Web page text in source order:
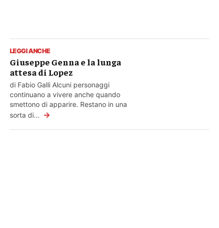
LEGGI ANCHE
Giuseppe Genna e la lunga
attesa di Lopez
di Fabio Galli Alcuni personaggi
continuano a vivere anche quando
smettono di apparire. Restano in una
sorta di... →